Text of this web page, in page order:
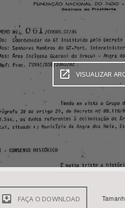
VISUALIZAR
FAÇA O DOWNLOAD